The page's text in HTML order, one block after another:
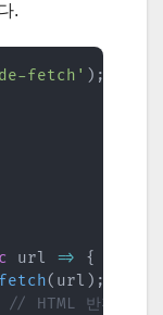
.
fetch' ) ;
url =>
{
fetch( url ) ;
// HTML 반환